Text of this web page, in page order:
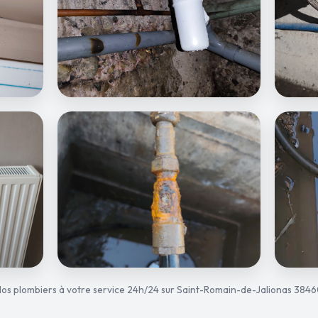
plombiers à votre service 24h/24 sur Saint-Romain-de-Jalionas